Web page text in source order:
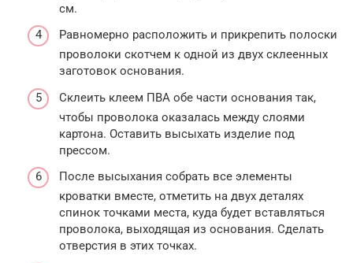
см.
Равномерно расположить и прикрепить полоски
проволоки скотчем к одной из двух склеенных
заготовок основания.
Склеить клеем ПВА обе части основания так,
чтобы проволока оказалась между слоями
картона. Оставить высыхать изделие под
прессом.
После высыхания собрать все элементы
кроватки вместе, отметить на двух деталях
спинок точками места, куда будет вставляться
проволока, выходящая из основания. Сделать
отверстия в этих точках.